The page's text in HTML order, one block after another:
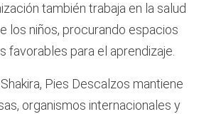
también trabaja en la salud
los niños, procurando espacios
favorables para el aprendizaje.
Pies Descalzos mantiene
organismos internacionales y